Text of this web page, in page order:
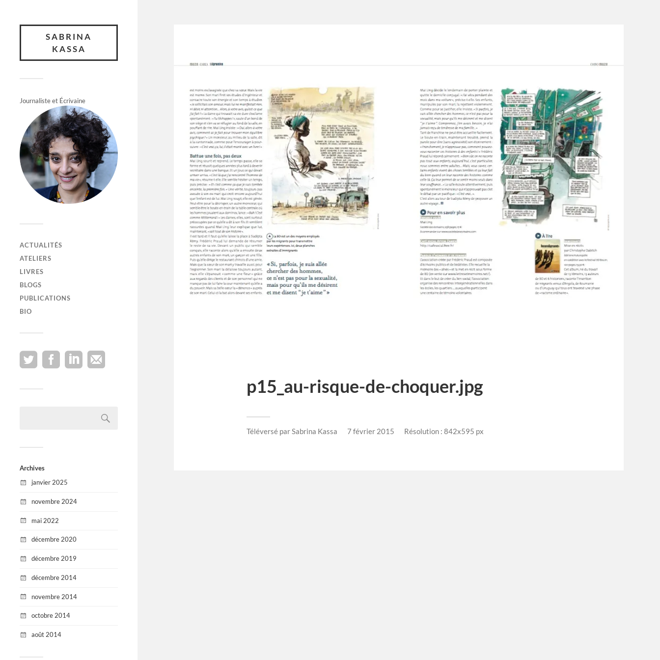
SABRINA
KASSA
Journaliste et Écrivaine
ACTUALITÉS
ATELIERS
LIVRES
BLOGS
PUBLICATIONS
BIO
Archives
janvier 2025
novembre 2024
mai 2022
décembre 2020
décembre 2019
décembre 2014
novembre 2014
octobre 2014
août 2014
p15_au-risque-de-choquer.jpg
Téléversé parSabrina Kassa 7 février 2015 Résolution : 842x595 px